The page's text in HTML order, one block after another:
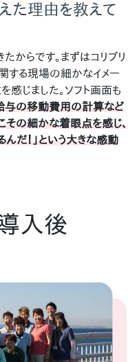
た理由を教えて
からです。まずはコリブリ
する現場の細かなイメー
感じました。ソフト画面も
与の移動費用の計算など
の細かな着眼点を感じ、
んだ！」という大きな感動
入後